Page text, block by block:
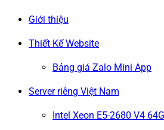
Giới thiệu
Thiết Kế Website
Bảng giá Zalo Mini App
Server riêng Việt Nam
Intel Xeon E5-2680 V4